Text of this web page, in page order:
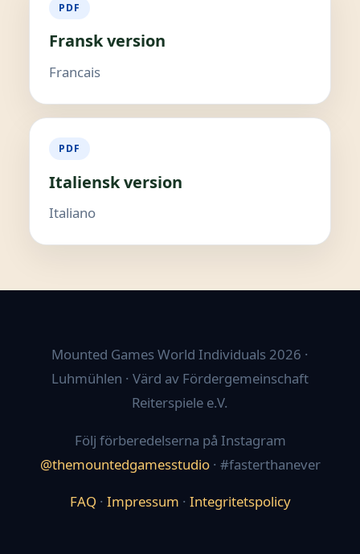
PDF
Fransk version
Francais
PDF
Italiensk version
Italiano
Mounted Games World Individuals 2026 ·
Luhmühlen · Värd av Fördergemeinschaft
Reiterspiele e.V.
Följ förberedelserna på Instagram
@themountedgamesstudio· #fasterthanever
FAQ · Impressum · Integritetspolicy